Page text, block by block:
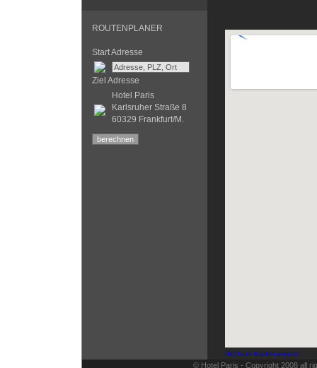
ROUTENPLANER
Start Adresse
Ziel Adresse
Hotel Paris
Karlsruher Straße 8
60329 Frankfurt/M.
Größere Kartenansicht
© Hotel Paris - Copyright 2008 all